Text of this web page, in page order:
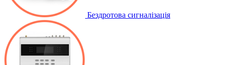
Бездротова сигналізація